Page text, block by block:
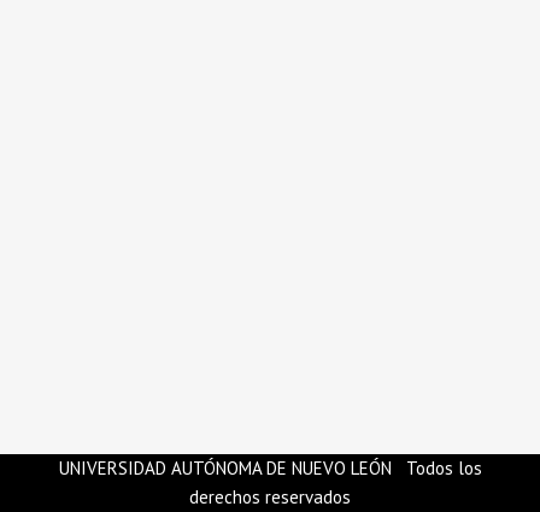
UNIVERSIDAD AUTÓNOMA DE NUEVO LEÓN Todos los
derechos reservados